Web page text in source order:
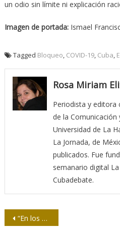
un odio sin límite ni explicación
Imagen de portada:Ismael
Tagged Bloqueo COVID-19, Cuba
Rosa Miriam
Periodista y editora
de la
Universidad de La
La Jornada, de
publicados. Fue
semanario digital
Cubadebate.
Navegación
“En los sesenta la literatura se convirtió en periodismo”